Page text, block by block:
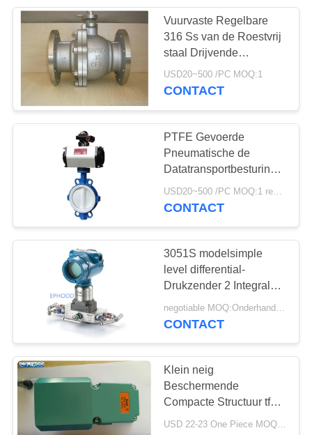
de klep van de
waterpoort
18
de klep van de
roestvrij staalbol
watervleugelklep
17
Vuurvaste Regelbare
316 Ss van de Roestvrij
staal Drijvende
Kogelklep Kogelklep
USD20~500 /PC MOQ:1
CONTACT
PTFE Gevoerde
Pneumatische de
Datatransportbesturingklep
van de Vlinder
Pneumatische In
CONTACT
3051S modelsimple
level differential-
Drukzender 2 Integrale
Relais Integrale
Verzamelleiding
negotiable MOQ:Onderhandeling
CONTACT
Klein neig
Beschermende
Compacte Structuur tfs-
302 van Wachtfoot
USD 22-23 One Piece MOQ:10PCS